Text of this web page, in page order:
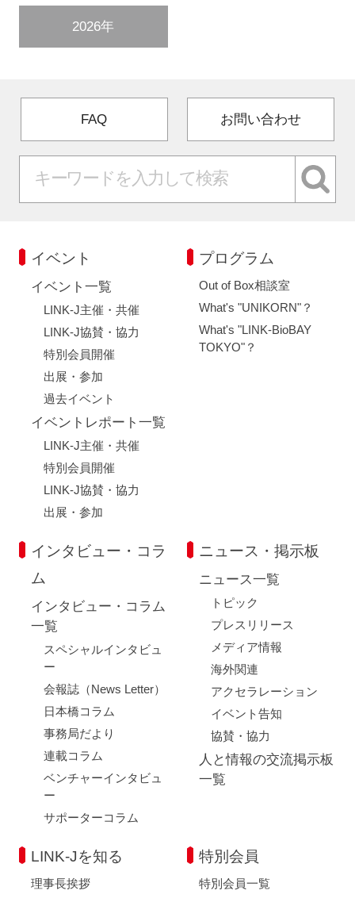
2026年
FAQ お問い合わせ
イベント
イベント一覧
LINK-J主催・共催
LINK-J協賛・協力
特別会員開催
出展・参加
過去イベント
イベントレポート一覧
LINK-J主催・共催
特別会員開催
LINK-J協賛・協力
出展・参加
プログラム
Out of Box相談室
What's "UNIKORN"？
What's "LINK-BioBAY
TOKYO"？
インタビュー・コラ
ム
インタビュー・コラム
一覧
スペシャルインタビュ
ー
会報誌（News Letter）
日本橋コラム
事務局だより
連載コラム
ベンチャーインタビュ
ー
サポーターコラム
ニュース・掲示板
ニュース一覧
トピック
プレスリリース
メディア情報
海外関連
アクセラレーション
イベント告知
協賛・協力
人と情報の交流掲示板
一覧
LINK-Jを知る
理事長挨拶
特別会員
特別会員一覧